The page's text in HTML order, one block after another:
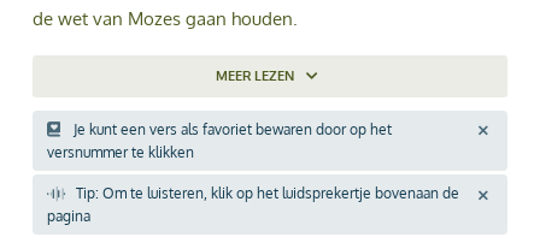
Info & Contact
Giften via PayPal
de wet van Mozes gaan houden.
MEER LEZEN
Je kunt een vers als favoriet bewaren door op het
versnummer te klikken
Tip: Om te luisteren, klik op het luidsprekertje bovenaan de
pagina